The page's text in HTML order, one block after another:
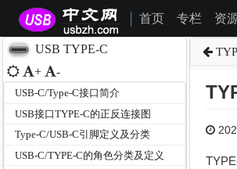
首页 专栏 资
USB TYPE-C
+ -
USB-C/Type-C接口简介
USB接口TYPE-C的正反连接图
Type-C/USB-C引脚定义及分类
USB-C/TYPE-C的角色分类及定义